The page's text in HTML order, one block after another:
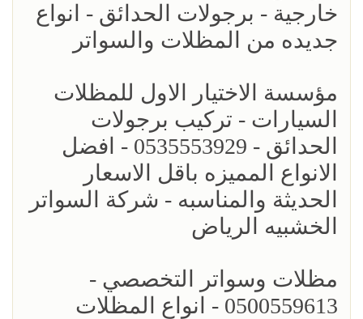
خارجية - برجولات الحدائق - انواع
جديده من المظلات والسواتر
مؤسسة الاختيار الاول للمظلات
السيارات - تركيب برجولات
الحدائق - 0535553929 - افضل
الانواع المميزه باقل الاسعار
الحديثة والمناسبه - شركة السواتر
الخشبيه الرياض
مظلات وسواتر التخصصي -
0500559613 - انواع المظلات